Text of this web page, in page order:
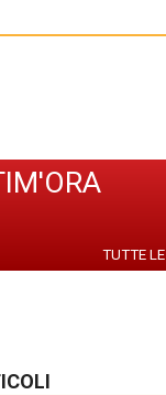
TUTTE